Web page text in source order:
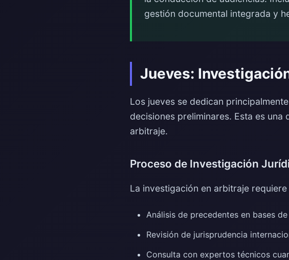
gestión documental integrada y
Jueves:
Los jueves se dedican
decisiones preliminares. Esta es
arbitraje.
Proceso de Investigación
La investigación en arbitraje
Análisis de precedentes en bases
Revisión de jurisprudencia
Consulta con expertos técnicos